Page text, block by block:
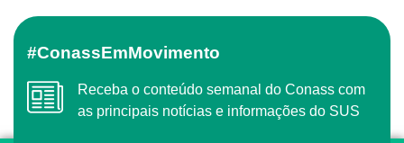
#ConassEmMovimento
Receba o conteúdo semanal do Conass com
as principais notícias e informações do SUS